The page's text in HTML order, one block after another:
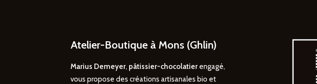
Atelier-Boutique à Mons (Ghlin)
Marius Demeyer, pâtissier-chocolatier engagé,
vous propose des créations artisanales bio et